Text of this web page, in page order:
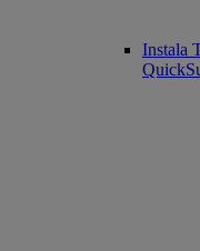
Instala